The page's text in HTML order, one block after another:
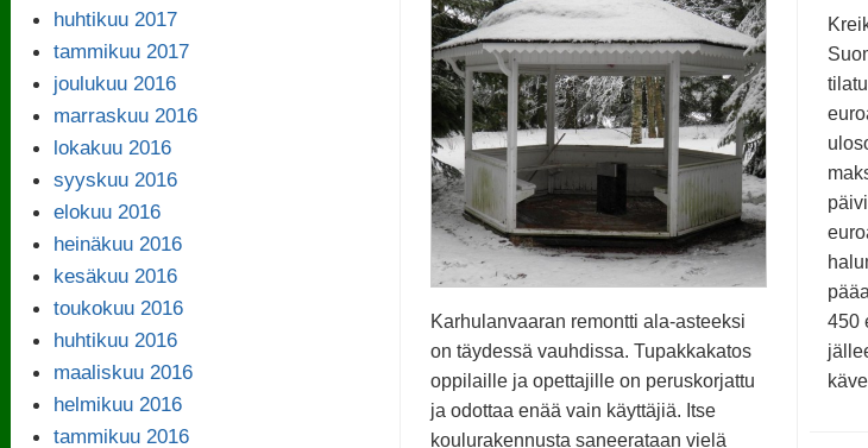
Karhulanvaaran remontti ala-asteeksi
on täydessä vauhdissa. Tupakkakatos
oppilaille ja opettajille on peruskorjattu
ja odottaa enää vain käyttäjiä. Itse
koulurakennusta saneerataan vielä
450
huhtikuu 2017
tammikuu 2017
joulukuu 2016
marraskuu 2016
lokakuu 2016
syyskuu 2016
elokuu 2016
heinäkuu 2016
kesäkuu 2016
toukokuu 2016
huhtikuu 2016
maaliskuu 2016
helmikuu 2016
tammikuu 2016